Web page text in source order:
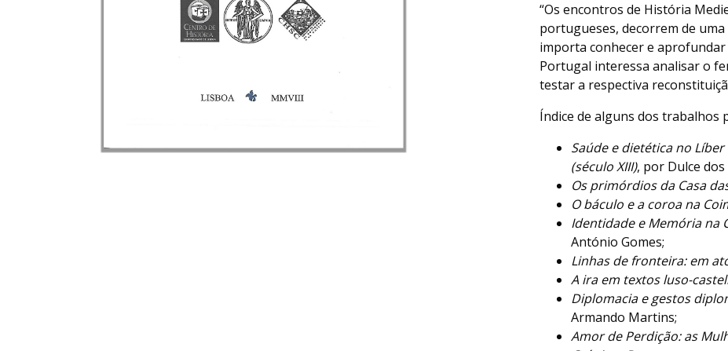
“Os encontros de História
portugueses, decorrem de
importa conhecer e
Portugal interessa analisar o
testar a respectiva
Índice de alguns dos trabalhos
Saúde e dietética no
(século XIII), por Dulce dos
Os primórdios da Casa
O báculo e a coroa na
Identidade e Memória na
António Gomes;
Linhas de fronteira: em
A ira em textos luso-
Diplomacia e gestos
Armando Martins;
Amor de Perdição: as